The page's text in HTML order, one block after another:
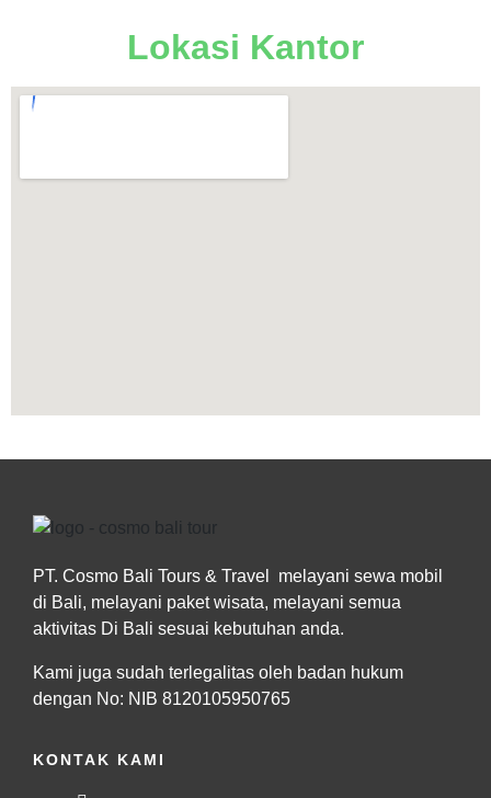
Lokasi Kantor
PT. Cosmo Bali Tours & Travel melayani sewa mobil
di Bali, melayani paket wisata, melayani semua
aktivitas Di Bali sesuai kebutuhan anda.
Kami juga sudah terlegalitas oleh badan hukum
dengan No: NIB 8120105950765
KONTAK KAMI